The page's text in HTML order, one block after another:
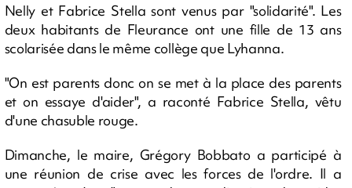
Nelly et Fabrice Stella sont venus par "solidarité". Les
deux habitants de Fleurance ont une fille de 13 ans
scolarisée dans le même collège que Lyhanna.
"On est parents donc on se met à la place des parents
et on essaye d'aider", a raconté Fabrice Stella, vêtu
d'une chasuble rouge.
Dimanche, le maire, Grégory Bobbato a participé à
une réunion de crise avec les forces de l'ordre. Il a